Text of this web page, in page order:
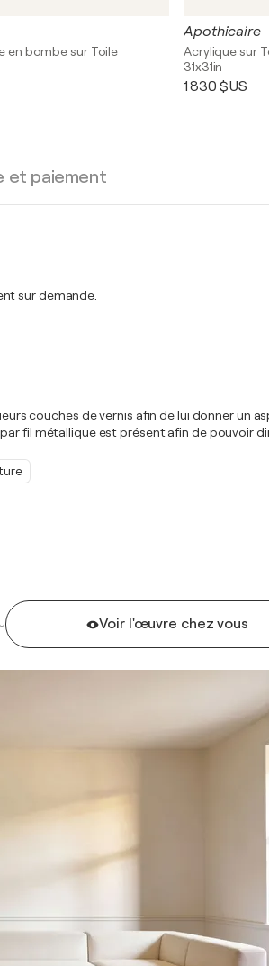
Voir l'œuvre chez vous
en bombe sur Toile
Apothicaire
Acrylique sur
31x31in
1 830 $US
et paiement
sur demande.
couches de vernis afin de lui donner un
fil métallique est présent afin de pouvoir